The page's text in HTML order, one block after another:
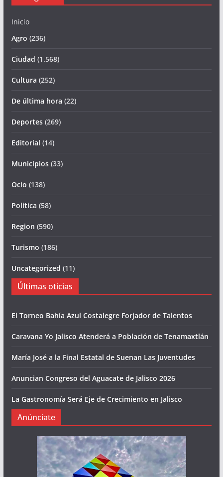
Inicio
Agro (236)
Ciudad (1.568)
Cultura (252)
De última hora (22)
Deportes(269)
Editorial (14)
Municipios(33)
Ocio (138)
Politica (58)
Region (590)
Turismo (186)
Uncategorized (11)
Últimas oticias
El Torneo Bahía Azul Costalegre Forjador de Talentos
Caravana Yo Jalisco Atenderá a Población de Tenamaxtlán
María José a la Final Estatal de Suenan Las Juventudes
Anuncian Congreso del Aguacate de Jalisco 2026
La Gastronomía Será Eje de Crecimiento en Jalisco
Anúnciate